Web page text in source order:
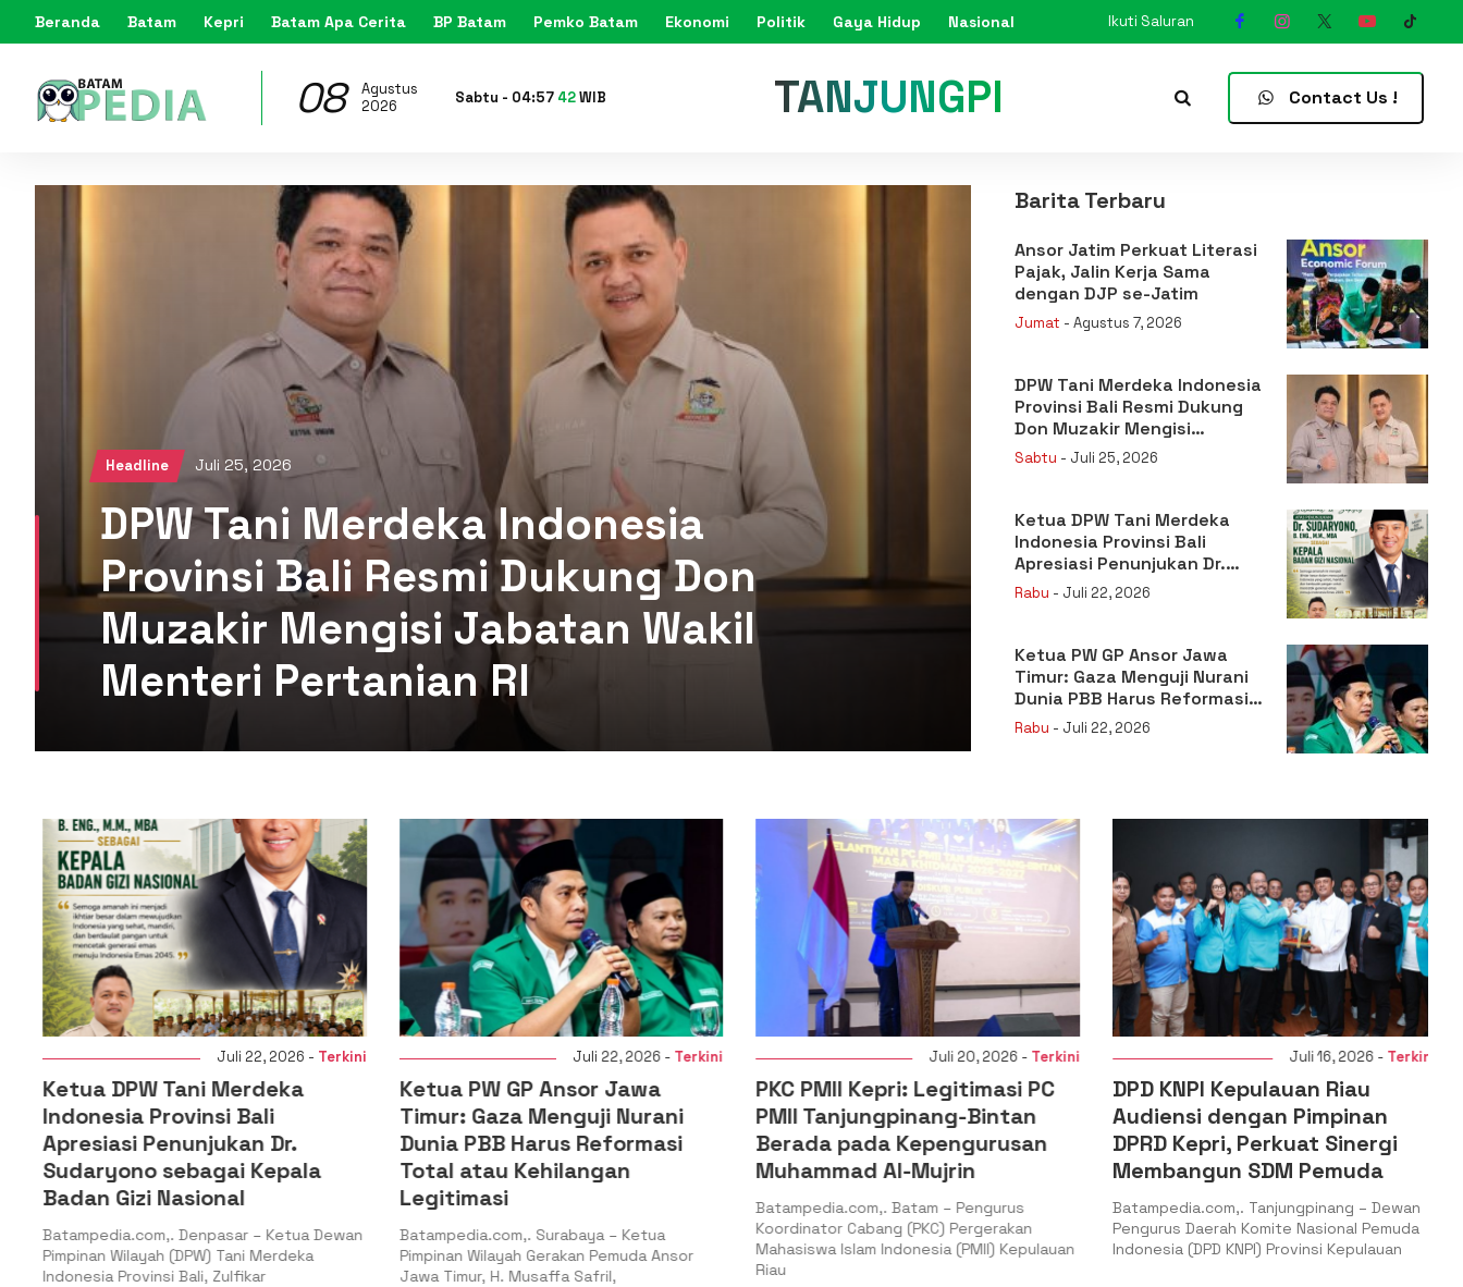
Beranda Batam Kepri Batam Apa Cerita BP Batam Pemko Batam Ekonomi Politik Gaya Hidup Nasional Ikuti Saluran
08
Agustus
2026
Sabtu - 04:57 44WIB KARIMUN Contact Us !
Headline Juli 25, 2026
DPW Tani Merdeka Indonesia
Provinsi Bali Resmi Dukung Don
Muzakir Mengisi Jabatan Wakil
Menteri Pertanian RI
Barita Terbaru
Ansor Jatim Perkuat Literasi
Pajak, Jalin Kerja Sama
dengan DJP se-Jatim
Jumat - Agustus 7, 2026
DPW Tani Merdeka Indonesia
Provinsi Bali Resmi Dukung
Don Muzakir Mengisi
Jabatan Wakil Menteri
Pertanian RI
Sabtu - Juli 25, 2026
Ketua DPW Tani Merdeka
Indonesia Provinsi Bali
Apresiasi Penunjukan Dr.
Sudaryono sebagai Kepala
Badan Gizi Nasional
Rabu - Juli 22, 2026
Ketua PW GP Ansor Jawa
Timur: Gaza Menguji Nurani
Dunia PBB Harus Reformasi
Total atau Kehilangan
Rabu - Juli 22, 2026
Juli 22, 2026 -Terkini
Ketua DPW Tani Merdeka
Indonesia Provinsi Bali
Apresiasi Penunjukan Dr.
Sudaryono sebagai Kepala
Badan Gizi Nasional
Batampedia.com,. Denpasar – Ketua Dewan
Pimpinan Wilayah (DPW) Tani Merdeka
Indonesia Provinsi Bali, Zulfikar
Juli 22, 2026 -Terkini
Ketua PW GP Ansor Jawa
Timur: Gaza Menguji Nurani
Dunia PBB Harus Reformasi
Total atau Kehilangan
Legitimasi
Batampedia.com,. Surabaya – Ketua
Pimpinan Wilayah Gerakan Pemuda Ansor
Jawa Timur, H. Musaffa Safril,
Juli 20, 2026 -Terkini
PKC PMII Kepri: Legitimasi PC
PMII Tanjungpinang-Bintan
Berada pada Kepengurusan
Muhammad Al-Mujrin
Batampedia.com,. Batam – Pengurus
Koordinator Cabang (PKC) Pergerakan
Mahasiswa Islam Indonesia (PMII) Kepulauan
Riau
Juli 16, 2026 -Terkini
DPD KNPI Kepulauan Riau
Audiensi dengan Pimpinan
DPRD Kepri, Perkuat Sinergi
Membangun SDM Pemuda
Batampedia.com,. Tanjungpinang – Dewan
Pengurus Daerah Komite Nasional Pemuda
Indonesia (DPD KNPI) Provinsi Kepulauan